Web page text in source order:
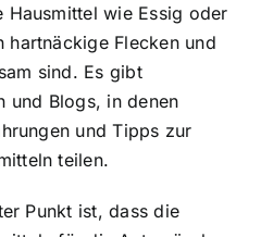
Hausmittel wie Essig oder
hartnäckige Flecken und
sind. Es gibt
und Blogs, in denen
und Tipps zur
teilen.
Punkt ist, dass die